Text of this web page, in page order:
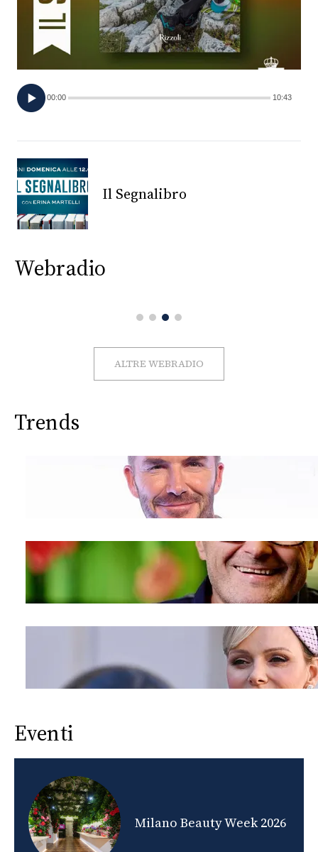
EVENTI
VIDEO
TV
PRINCIPATO
MONACO
RMC
CONSIGLIA
00:00 10:43
Il Segnalibro
Webradio
ALTRE WEBRADIO
Trends
Eventi
Milano Beauty Week 2026